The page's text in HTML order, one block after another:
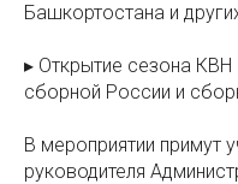
Башкортостана и
▸ Открытие сезона КВН
сборной России и
В мероприятии примут
руководителя